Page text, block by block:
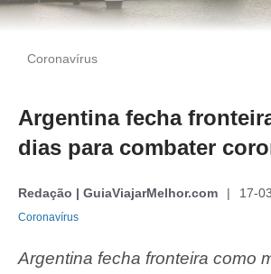
Coronavírus
Argentina fecha
dias para combater
Redação | GuiaViajarMelhor.com 17-
Coronavírus
Argentina fecha fronteira como